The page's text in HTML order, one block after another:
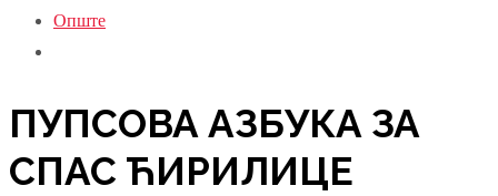
Опште
ПУПСОВА АЗБУКА ЗА
СПАС ЋИРИЛИЦЕ